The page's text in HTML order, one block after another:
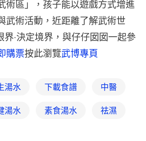
術區」，孩子能以遊戲方式增進
武術活動，近距離了解武術世
‧決定境界，與仔仔囡囡一起參
購票按此瀏覽武博專頁
湯水 下載食譜 中醫
湯水 素食湯水 祛濕